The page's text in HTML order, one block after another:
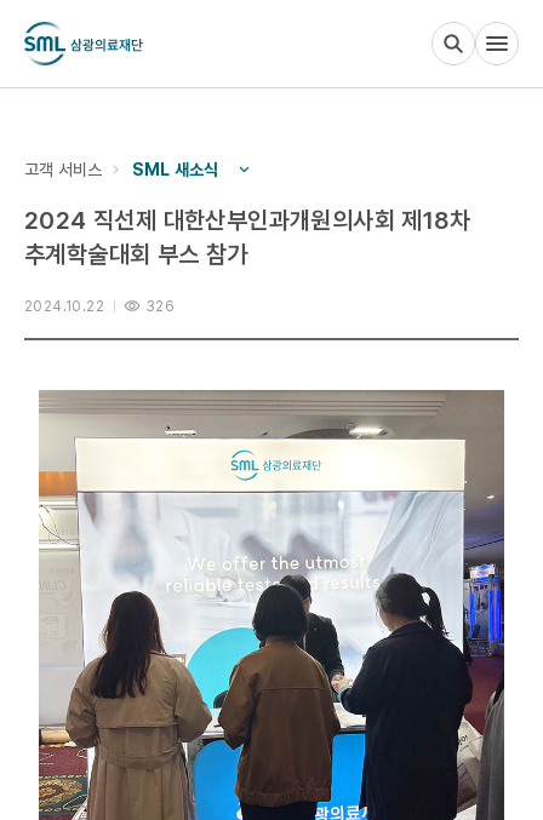
검사 안내
고객 서비스
재단 안내
고객 서비스 SML 새소식
2024 직선제 대한산부인과개원의사회 제18차
추계학술대회 부스 참가
2024.10.22 326